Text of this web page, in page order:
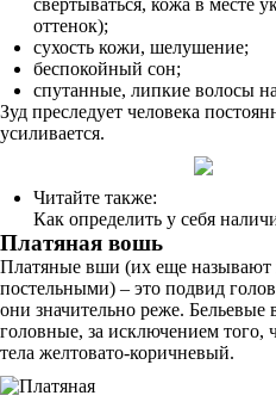
свертываться, кожа в месте
оттенок);
сухость кожи, шелушение;
беспокойный сон;
спутанные, липкие волосы
Зуд преследует человека
усиливается.
Читайте также:
Как определить у себя
Платяная вошь
Платяные вши (их еще
постельными) – это подвид
они значительно реже. Бельевые
головные, за исключением того,
тела желтовато-коричневый.